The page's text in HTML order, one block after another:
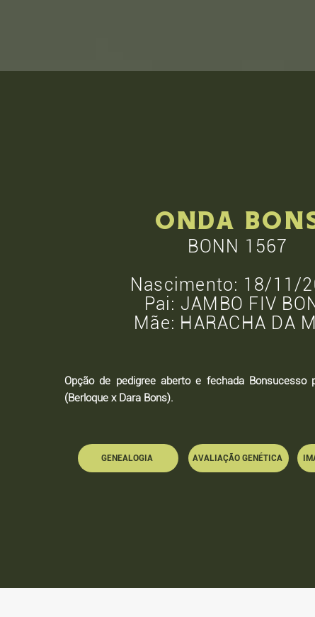
onda
BONN 1567
Nascimento: 18/11/
Pai: JAMBO FIV
Mãe: HARACHA DA
Opção de pedigree aberto e fechada Bonsucesso
(Berloque x Dara Bons).
GENEALOGIA AVALIAÇÃO GENÉTICA